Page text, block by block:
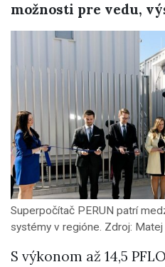
možnosti pre vedu,
Superpočítač PERUN patrí
systémy v regióne. Zdroj:
S výkonom až 14,5